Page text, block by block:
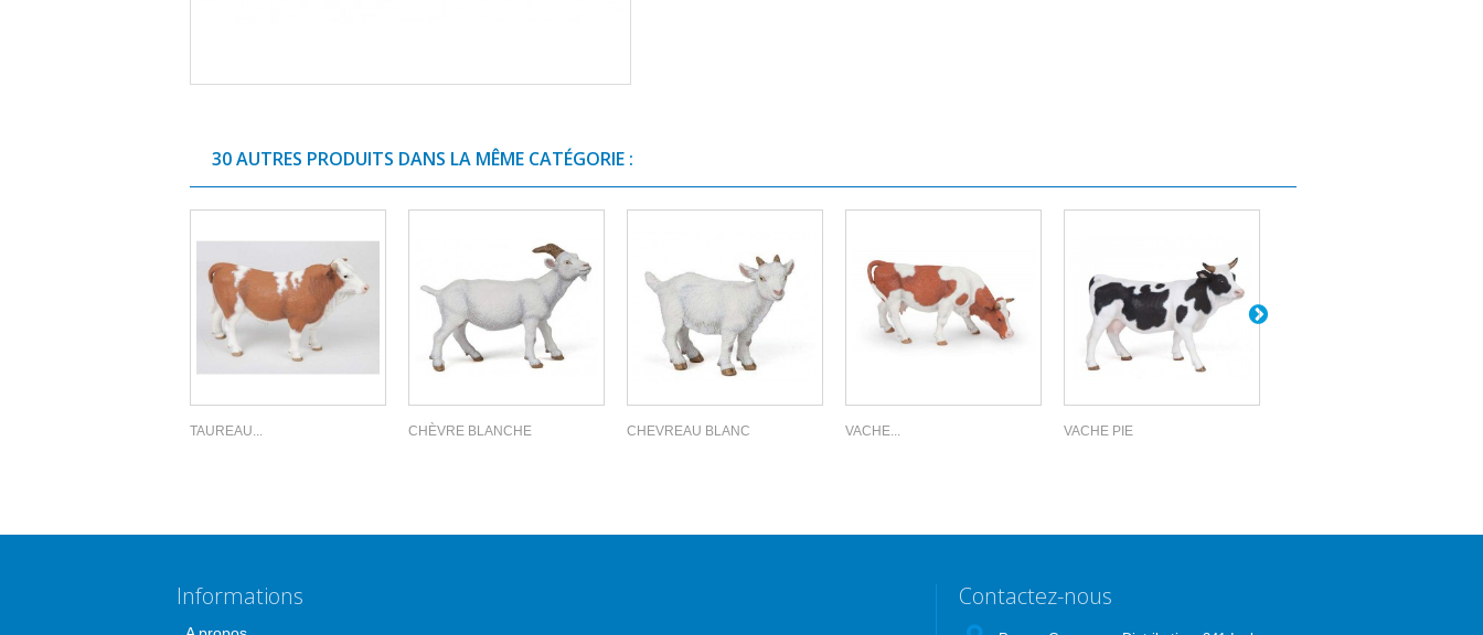
30 AUTRES PRODUITS DANS LA MÊME CATÉGORIE :
TAUREAU... CHÈVRE BLANCHE CHEVREAU BLANC VACHE... VACHE PIE
Informations Contactez-nous